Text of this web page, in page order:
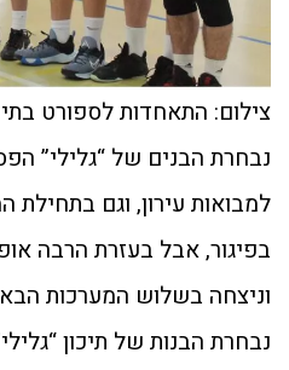
צילום: התאחדות לספורט
נבחרת הבנים של “גלילי”
למבואות עירון, וגם בתחילת
בפיגור, אבל בעזרת הרבה
וניצחה בשלוש המערכות
נבחרת הבנות של תיכון